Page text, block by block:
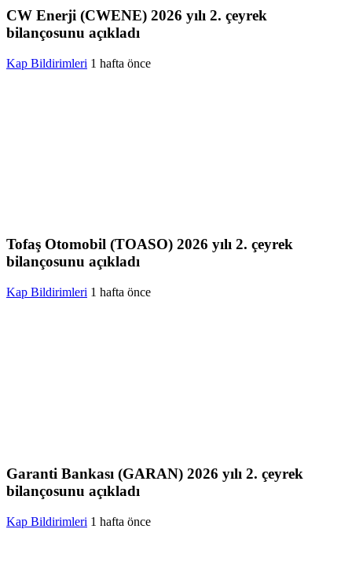
CW Enerji (CWENE) 2026 yılı 2. çeyrek
bilançosunu açıkladı
Kap Bildirimleri 1 hafta önce
Tofaş Otomobil (TOASO) 2026 yılı 2. çeyrek
bilançosunu açıkladı
Kap Bildirimleri 1 hafta önce
Garanti Bankası (GARAN) 2026 yılı 2. çeyrek
bilançosunu açıkladı
Kap Bildirimleri 1 hafta önce